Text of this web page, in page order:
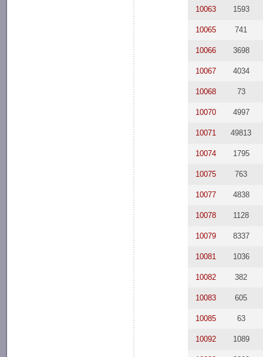
10063 1593
10065 741
10066 3698
10067 4034
10068 73
10070 4997
10071 49813
10074 1795
10075 763
10077 4838
10078 1128
10079 8337
10081 1036
10082 382
10083 605
10085 63
10092 1089